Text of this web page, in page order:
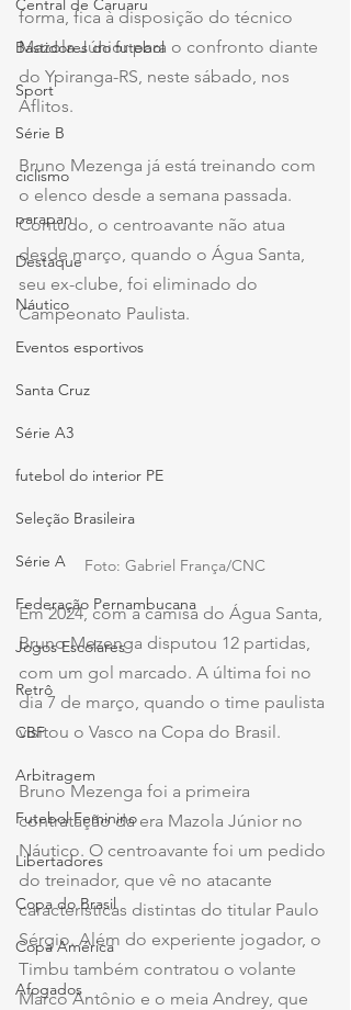
Central de Caruaru
Bastidores do futebol
Sport
Série B
ciclismo
parapan
Destaque
Náutico
Eventos esportivos
Santa Cruz
Série A3
futebol do interior PE
Seleção Brasileira
Série A
Federação Pernambucana
Jogos Escolares
Retrô
CBF
Arbitragem
Futebol Feminino
Libertadores
Copa do Brasil
Copa América
Afogados
forma, fica à disposição do técnico
Mazola Júnior para o confronto diante
do Ypiranga-RS, neste sábado, nos
Aflitos.
Bruno Mezenga já está treinando com
o elenco desde a semana passada.
Contudo, o centroavante não atua
desde março, quando o Água Santa,
seu ex-clube, foi eliminado do
Campeonato Paulista.
Foto: Gabriel França/CNC
Em 2024, com a camisa do Água Santa,
Bruno Mezenga disputou 12 partidas,
com um gol marcado. A última foi no
dia 7 de março, quando o time paulista
visitou o Vasco na Copa do Brasil.
Bruno Mezenga foi a primeira
contratação da era Mazola Júnior no
Náutico. O centroavante foi um pedido
do treinador, que vê no atacante
características distintas do titular Paulo
Sérgio. Além do experiente jogador, o
Timbu também contratou o volante
Marco Antônio e o meia Andrey, que